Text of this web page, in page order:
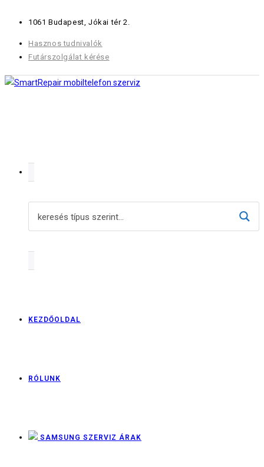
content
1061 Budapest, Jókai tér 2.
Hasznos tudnivalók
Futárszolgálat kérése
KEZDŐOLDAL
RÓLUNK
SAMSUNG SZERVIZ ÁRAK